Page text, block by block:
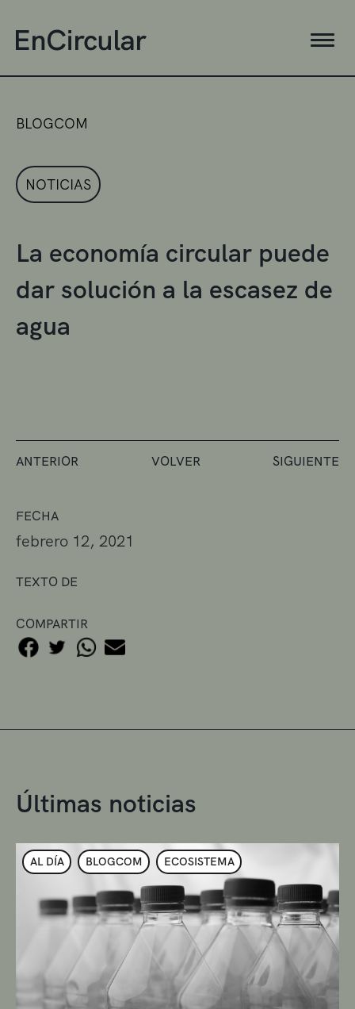
FECHA
febrero 12, 2021
TEXTO DE
COMPARTIR
BLOGCOM
NOTICIAS
La economía circular puede
dar solución a la escasez de
agua
ANTERIOR VOLVER SIGUIENTE
Últimas noticias
AL DÍA BLOGCOM ECOSISTEMA